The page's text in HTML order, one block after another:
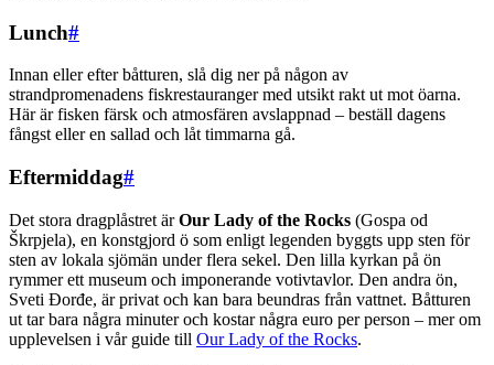
Lunch#
Innan eller efter båtturen, slå dig ner på någon av
strandpromenadens fiskrestauranger med utsikt rakt ut mot öarna.
Här är fisken färsk och atmosfären avslappnad – beställ dagens
fångst eller en sallad och låt timmarna gå.
Eftermiddag#
Det stora dragplåstret ärOur Lady of the Rocks (Gospa od
Škrpjela), en konstgjord ö som enligt legenden byggts upp sten för
sten av lokala sjömän under flera sekel. Den lilla kyrkan på ön
rymmer ett museum och imponerande votivtavlor. Den andra ön,
Sveti Đorđe, är privat och kan bara beundras från vattnet. Båtturen
ut tar bara några minuter och kostar några euro per person – mer om
upplevelsen i vår guide till Our Lady of the Rocks.